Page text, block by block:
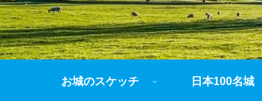
お城のスケッチ 日本100名城